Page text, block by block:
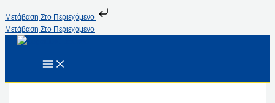
Μετάβαση Στο Περιεχόμενο
Μετάβαση Στο Περιεχόμενο